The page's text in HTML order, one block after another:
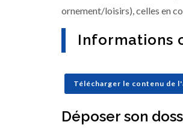
ornement/loisirs), celles en
Informations
Télécharger le contenu de
Déposer son